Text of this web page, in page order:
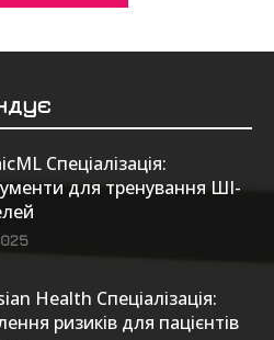
Спеціалізація:
для тренування ШІ-
Health Спеціалізація:
ризиків для пацієнтів